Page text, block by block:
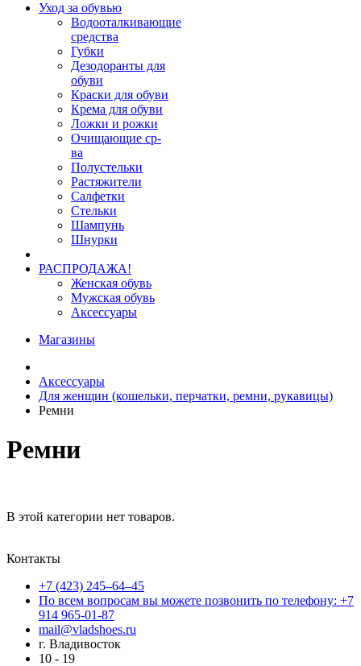
Уход за обувью
Водооталкивающие
средства
Губки
Дезодоранты для
обуви
Краски для обуви
Крема для обуви
Ложки и рожки
Очищающие ср-
ва
Полустельки
Растяжители
Салфетки
Стельки
Шампунь
Шнурки
РАСПРОДАЖА!
Женская обувь
Мужская обувь
Аксессуары
Магазины
Аксессуары
Для женщин (кошельки, перчатки, ремни, рукавицы)
Ремни
Ремни
В этой категории нет товаров.
Контакты
+7 (423) 245–64–45
По всем вопросам вы можете позвонить по телефону: +7
914 965-01-87
mail@vladshoes.ru
г. Владивосток
10 - 19